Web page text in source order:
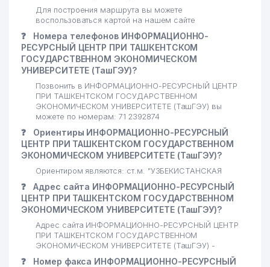
Для построения маршрута вы можете
воспользоваться картой на нашем сайте
❓
Номера телефонов ИНФОРМАЦИОННО-
РЕСУРСНЫЙ ЦЕНТР ПРИ ТАШКЕНТСКОМ
ГОСУДАРСТВЕННОМ ЭКОНОМИЧЕСКОМ
УНИВЕРСИТЕТЕ (ТашГЭУ)?
Позвонить в ИНФОРМАЦИОННО-РЕСУРСНЫЙ ЦЕНТР
ПРИ ТАШКЕНТСКОМ ГОСУДАРСТВЕННОМ
ЭКОНОМИЧЕСКОМ УНИВЕРСИТЕТЕ (ТашГЭУ) вы
можете по номерам: 71 2392874
❓
Ориентиры ИНФОРМАЦИОННО-РЕСУРСНЫЙ
ЦЕНТР ПРИ ТАШКЕНТСКОМ ГОСУДАРСТВЕННОМ
ЭКОНОМИЧЕСКОМ УНИВЕРСИТЕТЕ (ТашГЭУ)?
Ориентиром являются: ст.м. "УЗБЕКИСТАНСКАЯ
❓
Адрес сайта ИНФОРМАЦИОННО-РЕСУРСНЫЙ
ЦЕНТР ПРИ ТАШКЕНТСКОМ ГОСУДАРСТВЕННОМ
ЭКОНОМИЧЕСКОМ УНИВЕРСИТЕТЕ (ТашГЭУ)?
Адрес сайта ИНФОРМАЦИОННО-РЕСУРСНЫЙ ЦЕНТР
ПРИ ТАШКЕНТСКОМ ГОСУДАРСТВЕННОМ
ЭКОНОМИЧЕСКОМ УНИВЕРСИТЕТЕ (ТашГЭУ) -
❓
Номер факса ИНФОРМАЦИОННО-РЕСУРСНЫЙ